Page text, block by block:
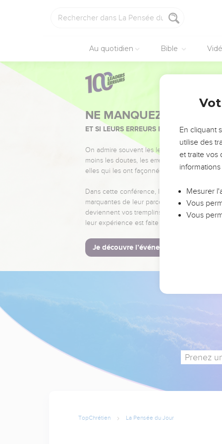
Au quotidien Bible
NE MANQUEZ PAS
ET SI LEURS ERREURS POUVAIENT VOUS
On admire souvent les leaders pour leurs
moins les doutes, les erreurs et les saisons
elles qui les ont façonnés.
Dans cette conférence, leaders,
marquantes de leur parcours et les clés
deviennent vos tremplins. Que vous
leur expérience est faite pour vous.
Je découvre l’événement
Prenez
TopChrétien La Pensée du Jour
En cliquant
utilise des
et traite vos
Mesurer
Vous
Vous